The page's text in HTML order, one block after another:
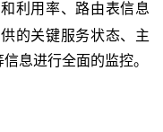
利用率、路由表信息
的关键服务状态、 主
息进行全面的监控。